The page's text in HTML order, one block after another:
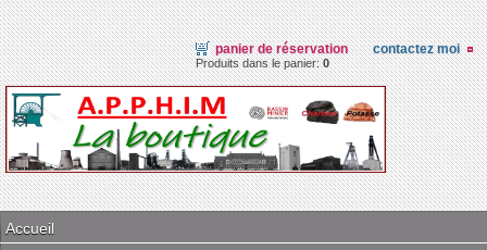
panier de réservation
Produits dans le panier:0
contactez moi
Accueil